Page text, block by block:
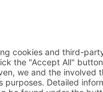
die Mikropartikel
wirken und zur
Typ I und III
um 66,5 %
Poren und weniger
zu über zwei Jahre